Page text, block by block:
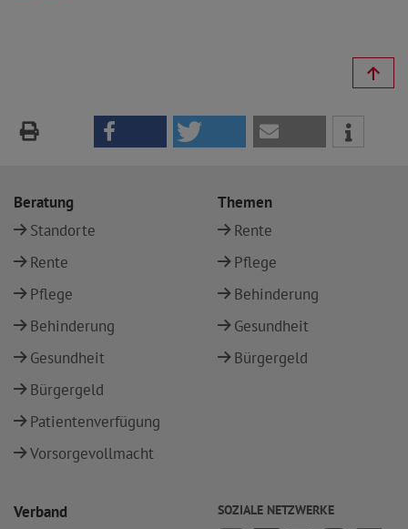
Beratung
Standorte
Rente
Pflege
Behinderung
Gesundheit
Bürgergeld
Patientenverfügung
Vorsorgevollmacht
Themen
Rente
Pflege
Behinderung
Gesundheit
Bürgergeld
Verband
SOZIALE NETZWERKE